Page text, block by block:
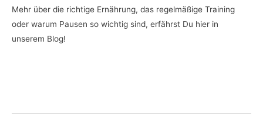
Mehr über die richtige Ernährung, das regelmäßige Training
oder warum Pausen so wichtig sind, erfährst Du hier in
unserem Blog!